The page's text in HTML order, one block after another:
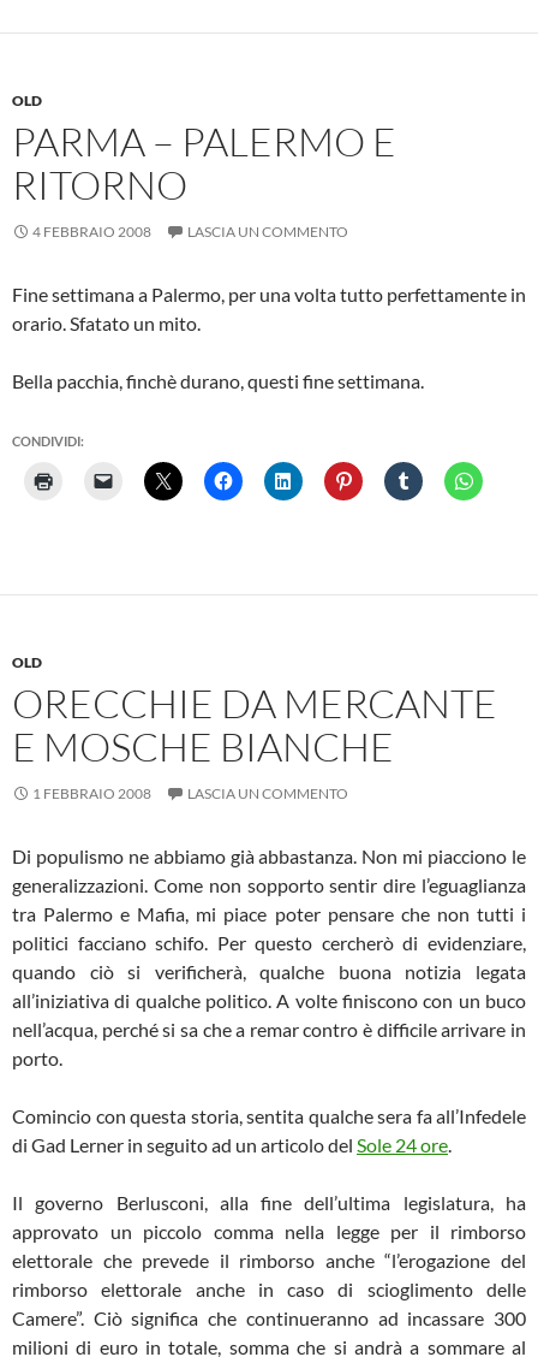
OLD
PARMA – PALERMO E
RITORNO
4 FEBBRAIO 2008 LASCIA UN COMMENTO
Fine settimana a Palermo, per una volta tutto perfettamente in
orario. Sfatato un mito.
Bella pacchia, finchè durano, questi fine settimana.
CONDIVIDI:
OLD
ORECCHIE DA MERCANTE
E MOSCHE BIANCHE
1 FEBBRAIO 2008 LASCIA UN COMMENTO
Di populismo ne abbiamo già abbastanza. Non mi piacciono le
generalizzazioni. Come non sopporto sentir dire l’eguaglianza
tra Palermo e Mafia, mi piace poter pensare che non tutti i
politici facciano schifo. Per questo cercherò di evidenziare,
quando ciò si verificherà, qualche buona notizia legata
all’iniziativa di qualche politico. A volte finiscono con un buco
nell’acqua, perché si sa che a remar contro è difficile arrivare in
porto.
Comincio con questa storia, sentita qualche sera fa all’Infedele
di Gad Lerner in seguito ad un articolo del Sole 24 ore.
Il governo Berlusconi, alla fine dell’ultima legislatura, ha
approvato un piccolo comma nella legge per il rimborso
elettorale che prevede il rimborso anche “l’erogazione del
rimborso elettorale anche in caso di scioglimento delle
Camere”. Ciò significa che continueranno ad incassare 300
milioni di euro in totale, somma che si andrà a sommare al